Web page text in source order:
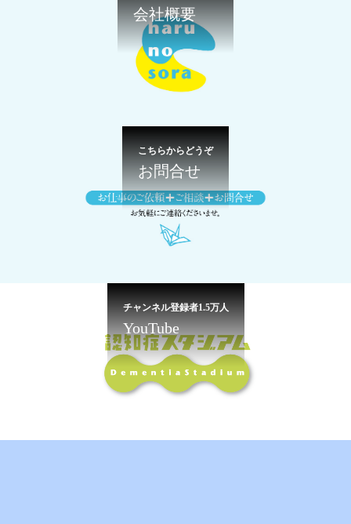
会社概要
こちらからどうぞ
お問合せ
チャンネル登録者1.5万人
YouTube